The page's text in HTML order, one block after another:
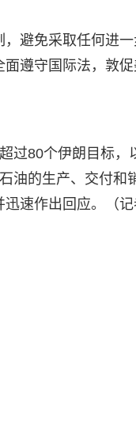
避免采取任何进
遵守国际法，敦
过80个伊朗目标，
油的生产、交付和
速作出回应。（